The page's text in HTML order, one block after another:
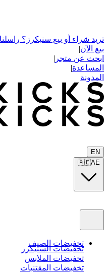
تريد شراء أو بيع سنيكرز؟
بيع الآن|
ابحث عن متجر |
المساعدة|
المدونة
EN
🇦🇪AE
تخفيضات الصيف
تخفيضات السنيكرز
تخفيضات الملابس
تخفيضات المقتنيات